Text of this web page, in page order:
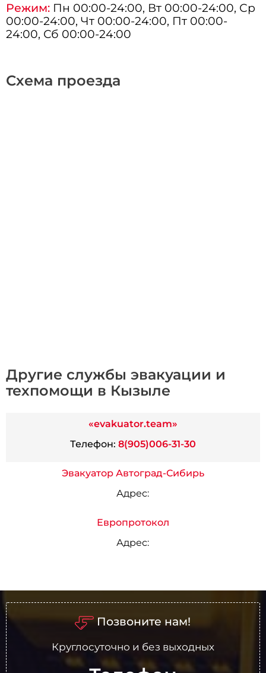
Схема проезда
Режим: Пн 00:00-24:00, Вт 00:00-24:00, Ср
00:00-24:00, Чт 00:00-24:00, Пт 00:00-
24:00, Сб 00:00-24:00
Другие службы эвакуации и
техпомощи в Кызыле
«evakuator.team»
Телефон: 8(905)006-31-30
Эвакуатор Автоград-Сибирь
Адрес:
Европротокол
Адрес:
Позвоните нам!
Круглосуточно и без выходных